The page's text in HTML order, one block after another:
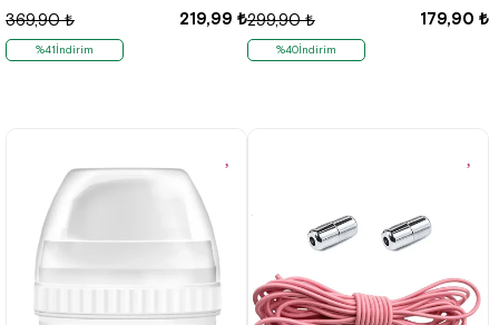
219,99 ₺
369,90 ₺
%41İndirim
179,90 ₺
299,90 ₺
%40İndirim